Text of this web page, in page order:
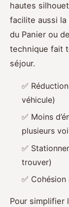
hautes
facilite aussi
du Panier ou
technique fait
séjour.
✅
véhicule)
✅ Moins
plusieurs
✅
trouver)
✅
Pour simplifier